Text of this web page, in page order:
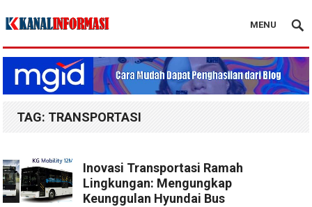
Blog Kanal Info
MENU
TAG: TRANSPORTASI
Inovasi Transportasi Ramah
Lingkungan: Mengungkap
Keunggulan Hyundai Bus